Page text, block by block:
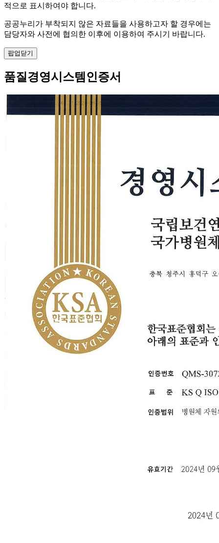
적으로 표시하여야 합니다.
공공누리가 부착되지 않은 자료들을 사용하고자 할 경우에는
담당자와 사전에 협의한 이후에 이용하여 주시기 바랍니다.
팝업닫기
품질경영시스템인증서